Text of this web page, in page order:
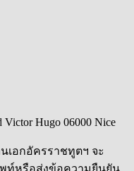
Hugo 06000 Nice
เอกอัครราชทูตฯ จะ
พท์หรือส่งข้อความยืนยัน